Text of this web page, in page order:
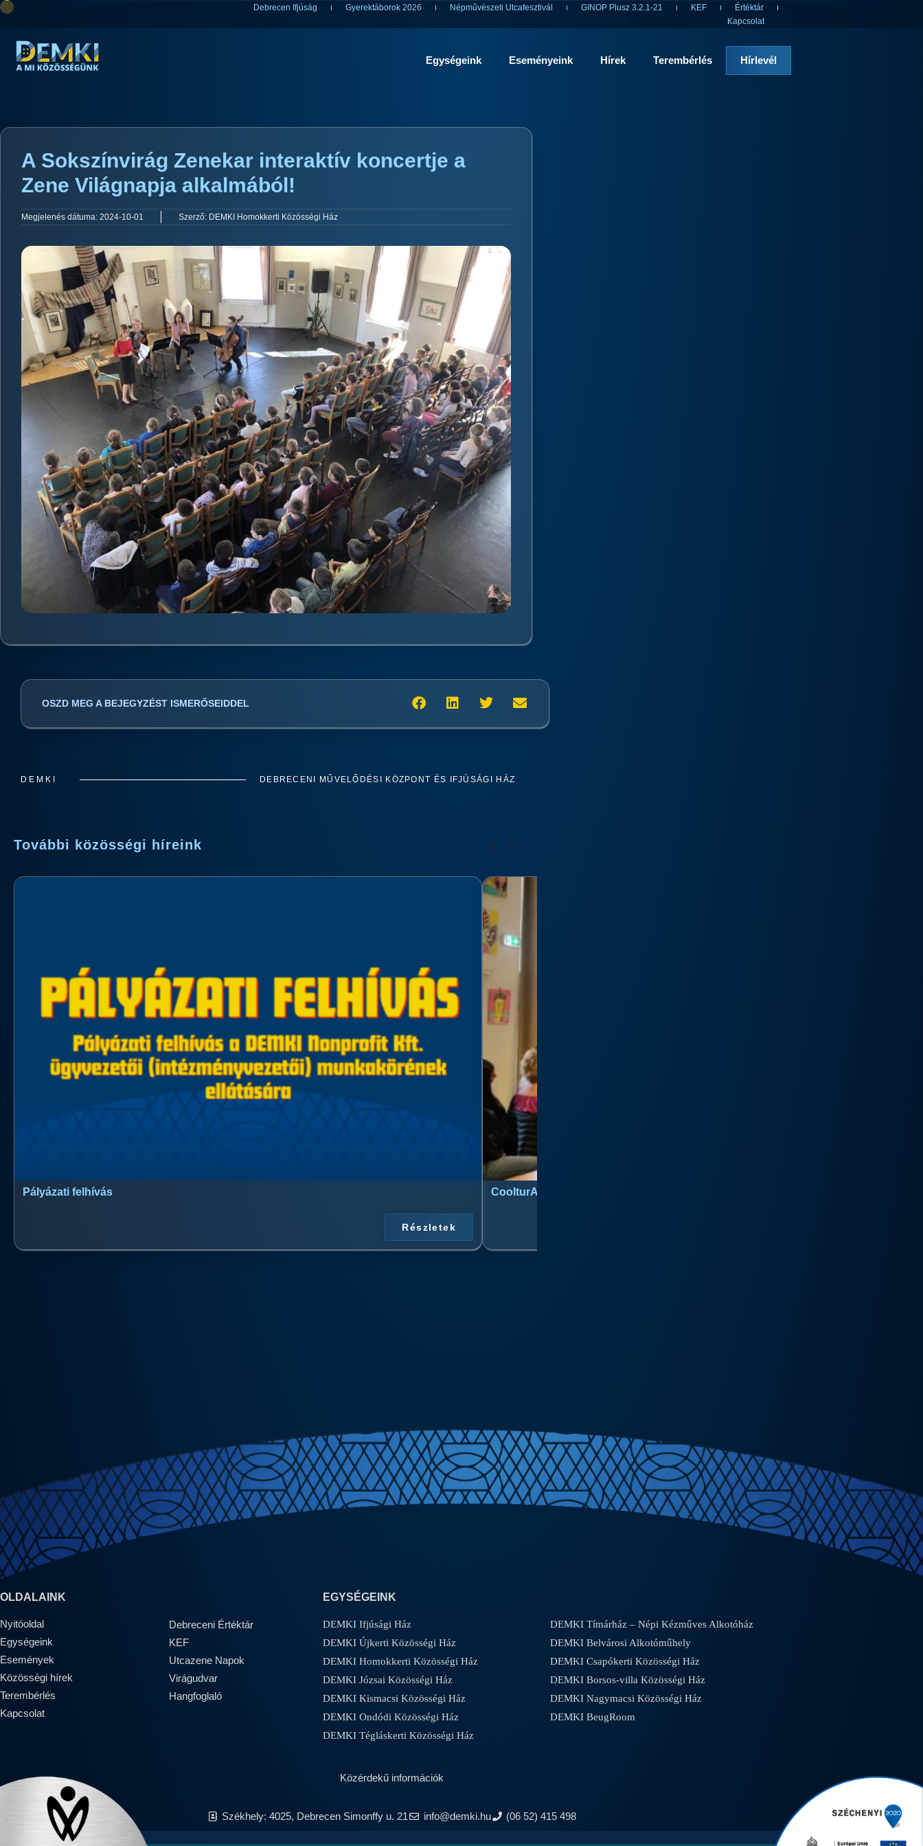
Debrecen Ifjúság Gyerektáborok 2026 Népművészeti Utcafesztivál GINOP Plusz 3.2.1-21 KEF
Értéktár
Kapcsolat
Egységeink Eseményeink Hírek Terembérlés Hírlevél
A Sokszínvirág Zenekar interaktív koncertje a
Zene Világnapja alkalmából!
Megjelenés dátuma: 2024-10-01 Szerző: DEMKI Homokkerti Közösségi Ház
OSZD MEG A BEJEGYZÉST ISMERŐSEIDDEL
DEMKI DEBRECENI MŰVELŐDÉSI KÖZPONT ÉS IFJÚSÁGI HÁZ
További közösségi híreink
Pályázati felhívás
Részletek
CoolturArt™ Licit-Day™ művészeti kiállítás és művészeti nap
OLDALAINK
Nyitóoldal
Egységeink
Események
Közösségi hírek
Terembérlés
Kapcsolat
Debreceni Értéktár
KEF
Utcazene Napok
Virágudvar
Hangfoglaló
EGYSÉGEINK
DEMKI Ifjúsági Ház
DEMKI Tímárház – Népi Kézműves Alkotóház
DEMKI Újkerti Közösségi Ház
DEMKI Belvárosi Alkotóműhely
DEMKI Homokkerti Közösségi Ház
DEMKI Csapókerti Közösségi Ház
DEMKI Józsai Közösségi Ház
DEMKI Borsos-villa Közösségi Ház
DEMKI Kismacsi Közösségi Ház
DEMKI Nagymacsi Közösségi Ház
DEMKI Ondódi Közösségi Ház
DEMKI BeugRoom
DEMKI Tégláskerti Közösségi Ház
Közérdekű információk
Székhely: 4025, Debrecen Simonffy u. 21 info@demki.hu (06 52) 415 498